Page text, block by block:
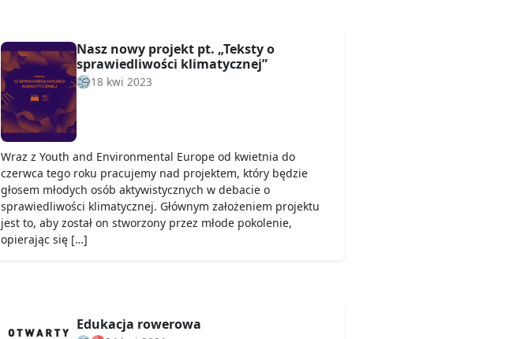
Nasz nowy projekt pt. „Teksty o
sprawiedliwości klimatycznej”
18 kwi 2023
Wraz z Youth and Environmental Europe od kwietnia do
czerwca tego roku pracujemy nad projektem, który będzie
głosem młodych osób aktywistycznych w debacie o
sprawiedliwości klimatycznej. Głównym założeniem projektu
jest to, aby został on stworzony przez młode pokolenie,
opierając się […]
Edukacja rowerowa